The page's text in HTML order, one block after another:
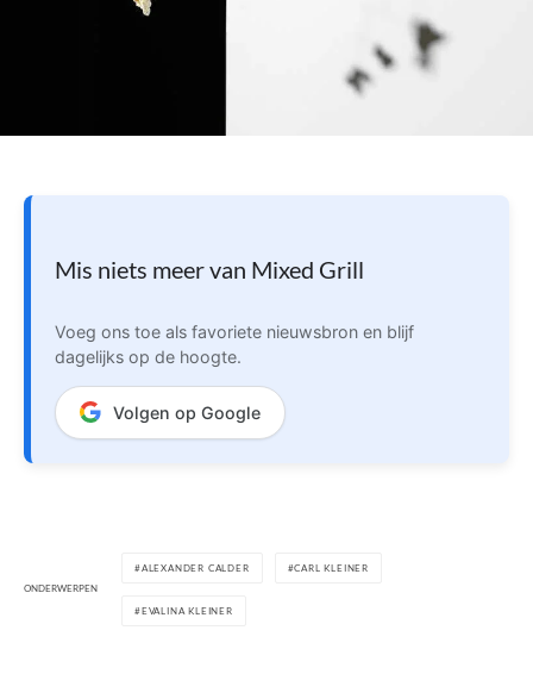
Mis niets meer van Mixed Grill
Voeg ons toe als favoriete nieuwsbron en blijf
dagelijks op de hoogte.
Volgen op Google
ONDERWERPEN
ALEXANDER CALDER CARL KLEINER
EVALINA KLEINER